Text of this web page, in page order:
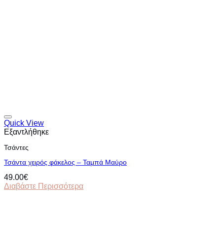
Quick View
Εξαντλήθηκε
Τσάντες
Τσάντα χειρός φάκελος – Ταμπά Μαύρο
49.00€
Διαβάστε Περισσότερα